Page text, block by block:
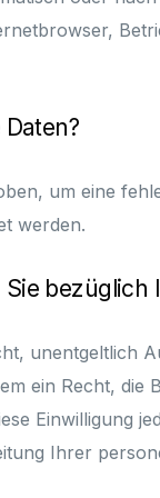
um eine
werden.
bezüglich
unentgeltlich
ein Recht, die
Einwilligung
Ihrer